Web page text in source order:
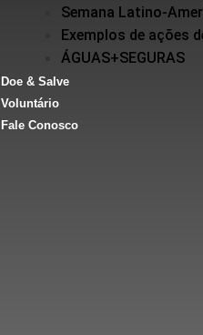
Semana Latino-
Exemplos de ações
ÁGUAS+SEGURAS
Doe & Salve
Voluntário
Fale Conosco